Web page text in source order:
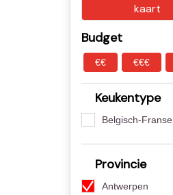
kaart
Budget
€€ €€€
Keukentype
Belgisch-Franse
Provincie
Antwerpen